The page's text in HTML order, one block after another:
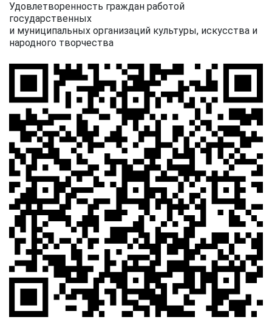
Удовлетворенность граждан работой
государственных
и муниципальных организаций культуры, искусства и
народного творчества